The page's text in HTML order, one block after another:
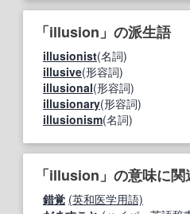
「illusion」の派生語
illusionist(名詞)
illusive(形容詞)
illusional(形容詞)
illusionary(形容詞)
illusionism(名詞)
「illusion」の意味に
錯覚 (英和医学用語)